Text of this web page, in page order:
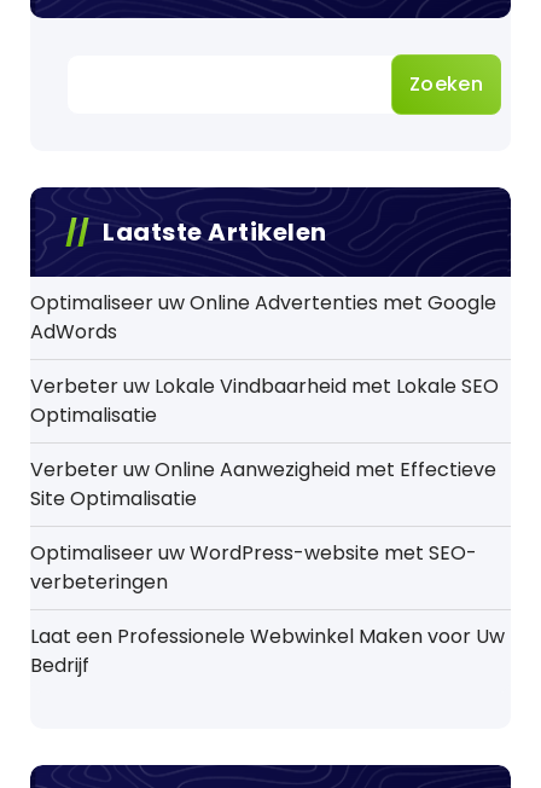
Zoeken
Laatste Artikelen
Optimaliseer uw Online Advertenties met Google
AdWords
Verbeter uw Lokale Vindbaarheid met Lokale SEO
Optimalisatie
Verbeter uw Online Aanwezigheid met Effectieve
Site Optimalisatie
Optimaliseer uw WordPress-website met SEO-
verbeteringen
Laat een Professionele Webwinkel Maken voor Uw
Bedrijf